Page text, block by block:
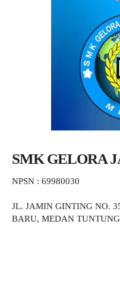
SMK GELORA
NPSN : 69980030
JL. JAMIN GINTING NO.
BARU, MEDAN